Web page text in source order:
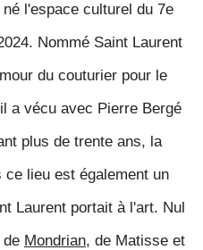
l'espace culturel du 7e
Nommé Saint Laurent
du couturier pour le
a vécu avec Pierre Bergé
plus de trente ans, la
lieu est également un
Laurent portait à l'art. Nul
Mondrian, de Matisse et